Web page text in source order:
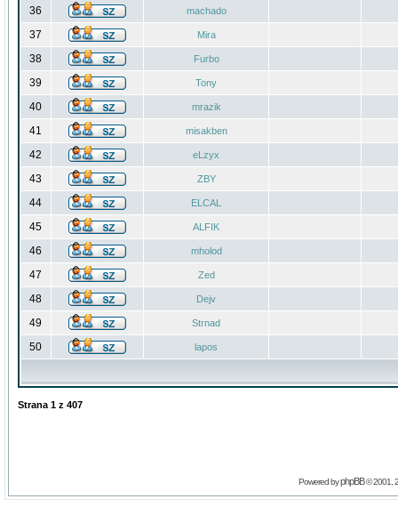
36 machado
37 Mira
38 Furbo
39 Tony
40 mrazik
41 misakben
42 eLzyx
43 ZBY
44 ELCAL
45 ALFIK
46 mholod
47 Zed
48 Dejv
49 Strnad
50 lapos
Strana 1 z 407
Powered byphpBB© 2001,